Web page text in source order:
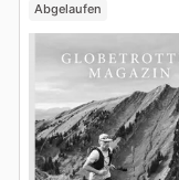
Abgelaufen